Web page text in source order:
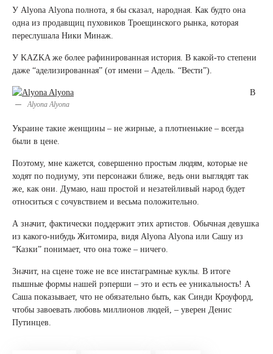
У Аlyona Аlyona полнота, я бы сказал, народная. Как будто она
одна из продавщиц пуховиков Троещинского рынка, которая
переслушала Ники Минаж.
У KAZKA же более рафинированная история. В какой-то степени
даже “аделизированная” (от имени – Адель. “Вести”).
Alyona Alyona
В
Украине такие женщины – не жирные, а плотненькие – всегда
были в цене.
Поэтому, мне кажется, совершенно простым людям, которые не
ходят по подиуму, эти персонажи ближе, ведь они выглядят так
же, как они. Думаю, наш простой и незатейливый народ будет
относиться с сочувствием и весьма положительно.
А значит, фактически поддержит этих артистов. Обычная девушка
из какого-нибудь Житомира, видя Аlyona Аlyona или Сашу из
“Казки” понимает, что она тоже – ничего.
Значит, на сцене тоже не все инстаграмные куклы. В итоге
пышные формы нашей рэперши – это и есть ее уникальность! А
Саша показывает, что не обязательно быть, как Синди Кроуфорд,
чтобы завоевать любовь миллионов людей, – уверен Денис
Путинцев.